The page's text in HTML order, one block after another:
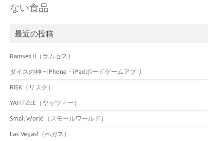
ない食品
最近の投稿
Ramses II（ラムセス）
ダイスの神 – iPhone・iPadボードゲームアプリ
RISK（リスク）
YAHTZEE（ヤッツィー）
Small World（スモールワールド）
Las Vegas!（べガス）